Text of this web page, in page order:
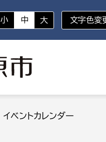
小 中 大 文字色変
イベントカレンダー